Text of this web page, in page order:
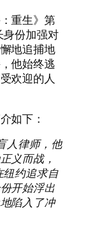
重生》第
身份加强对
地追捕地
他始终逃
欢迎的人
如下：
人律师，他
义而战，
纽约追求自
开始浮出
陷入了冲